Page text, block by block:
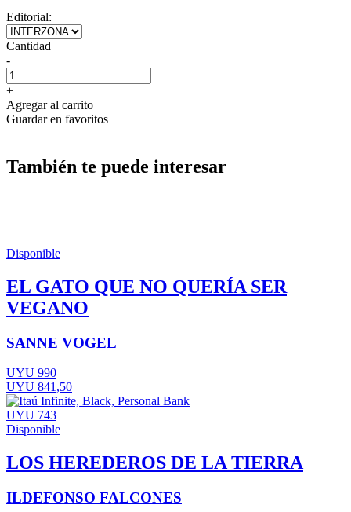
Editorial:
Cantidad
-
+
Agregar al carrito
Guardar en favoritos
También te puede interesar
Disponible
EL GATO QUE NO QUERÍA SER
VEGANO
SANNE VOGEL
UYU 990
UYU 841,50
UYU 743
Disponible
LOS HEREDEROS DE LA TIERRA
ILDEFONSO FALCONES